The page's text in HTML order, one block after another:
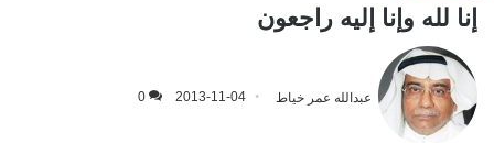
إنا لله وإنا إليه راجعون
عبدالله عمر خياط 2013-11-04
0